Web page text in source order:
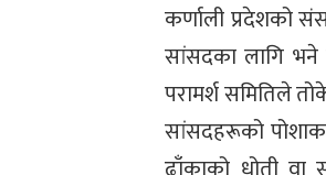
कर्णाली प्रदेशको
सांसदका लागि भने
परामर्श समितिले
सांसदहरूको